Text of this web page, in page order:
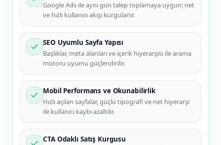
Google Ads ile aynı gün talep toplamaya uygun; net
ve hızlı kullanıcı akışı kurgulanır.
SEO Uyumlu Sayfa Yapısı
Başlıklar, meta alanları ve içerik hiyerarşisi ile arama
motoru uyumu güçlendirilir.
Mobil Performans ve Okunabilirlik
Hızlı açılan sayfalar, güçlü tipografi ve net hiyerarşi
ile kullanıcı kaybı azaltılır.
CTA Odaklı Satış Kurgusu